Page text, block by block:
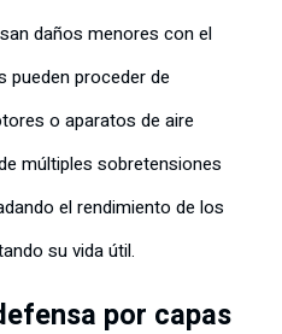
daños menores con el
pueden proceder de
o aparatos de aire
múltiples sobretensiones
el rendimiento de los
su vida útil.
por capas